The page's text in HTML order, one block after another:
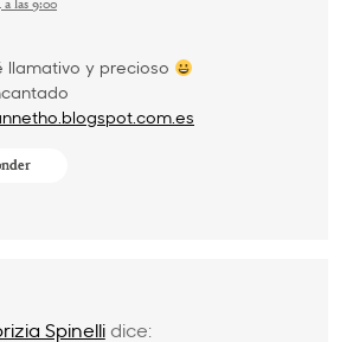
a las 9:00
llamativo y precioso
Spinelli dice: